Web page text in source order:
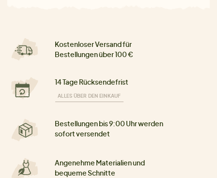
Kostenloser Versand für
Bestellungen über 100 €
14 Tage Rücksendefrist
ALLES ÜBER DEN EINKAUF
Bestellungen bis 9:00 Uhr werden
sofort versendet
Angenehme Materialien und
bequeme Schnitte